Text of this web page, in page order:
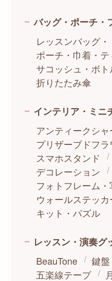
バッグ・ポーチ・
レッスンバッグ
ポーチ・巾着・
サコッシュ・ボ
折りたたみ傘
インテリア・ミニ
アンティークシ
プリザーブドフラ
スマホスタンド
デコレーション
フォトフレーム
ウォールステッカ
キット・パズル
レッスン・演奏グ
BeauTone
鍵
五楽線テープ